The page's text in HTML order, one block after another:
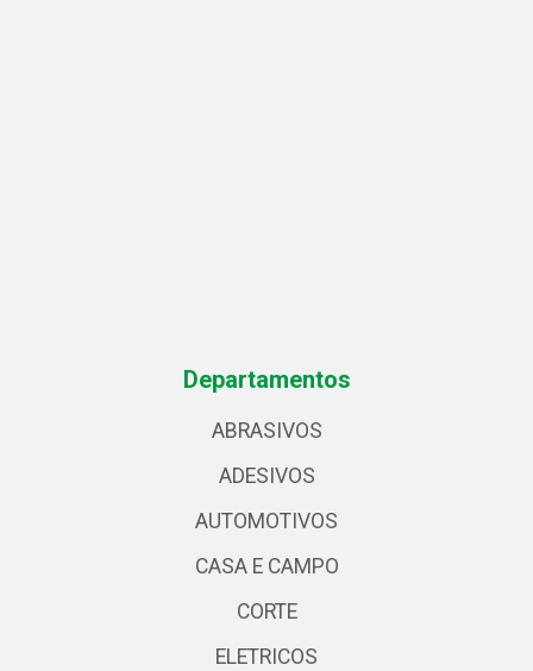
Departamentos
ABRASIVOS
ADESIVOS
AUTOMOTIVOS
CASA E CAMPO
CORTE
ELETRICOS